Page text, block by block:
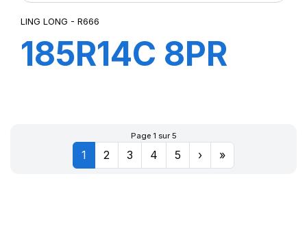
LING LONG - R666
185R14C 8PR
Page 1 sur 5
1 2 3 4 5 › »